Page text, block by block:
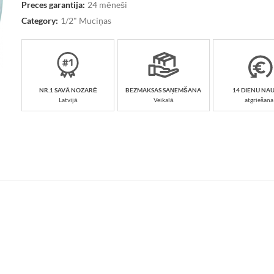
Preces garantija: 24 mēneši
Category: 1/2" Muciņas
NR.1 SAVĀ NOZARĒ
Latvijā
BEZMAKSAS SAŅEMŠANA
Veikalā
14 DIENU
atgriešana